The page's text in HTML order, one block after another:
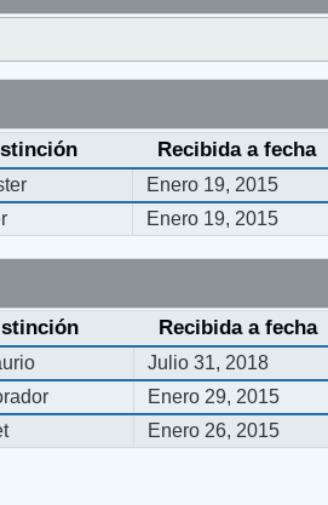
Recibida a fecha
Enero 19, 2015
Enero 19, 2015
Recibida a fecha
Julio 31, 2018
Enero 29, 2015
Enero 26, 2015